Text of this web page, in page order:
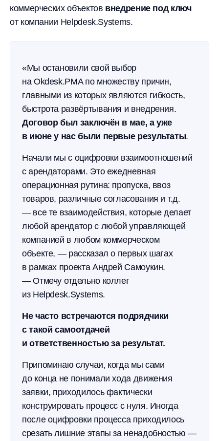
коммерческих объектов внедрение под ключ
от компании Helpdesk.Systems.
«Мы остановили свой выбор
на Okdesk.PMA по множеству причин,
главными из которых являются гибкость,
быстрота развёртывания и внедрения.
Договор был заключён в мае, а уже
в июне у нас были первые результаты.
Начали мы с оцифровки взаимоотношений
с арендаторами. Это ежедневная
операционная рутина: пропуска, ввоз
товаров, различные согласования и т.д.
— все те взаимодействия, которые делает
любой арендатор с любой управляющей
компанией в любом коммерческом
объекте, — рассказал о первых шагах
в рамках проекта Андрей Самоукин.
— Отмечу отдельно коллег
из Helpdesk.Systems.
Не часто встречаются подрядчики
с такой самоотдачей
и ответственностью за результат.
Припоминаю случаи, когда мы сами
до конца не понимали хода движения
заявки, приходилось фактически
конструировать процесс с нуля. Иногда
после оцифровки процесса приходилось
срезать лишние этапы за ненадобностью —